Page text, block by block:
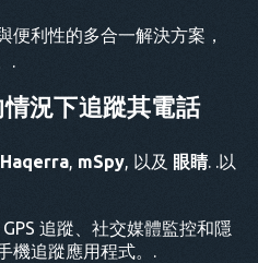
便利性的多合一解決方案，
.
況下追蹤其電話
Haqerra, mSpy, 以及 眼睛. .以
GPS 追蹤、社交媒體監控和隱
機追蹤應用程式。.